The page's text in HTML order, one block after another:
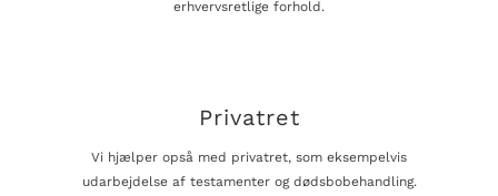
erhvervsretlige forhold.
Privatret
Vi hjælper opså med privatret, som eksempelvis
udarbejdelse af testamenter og dødsbobehandling.